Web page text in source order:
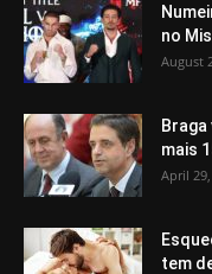
no
August
mais
April
tem